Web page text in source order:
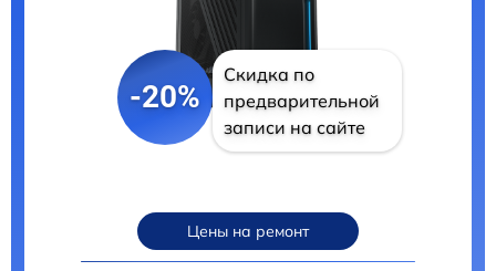
-20%
Скидка по
предварительной
записи на сайте
Цены на ремонт